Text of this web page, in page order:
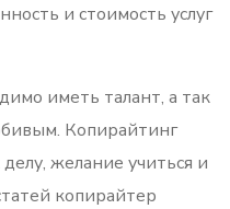
и стоимость услуг
иметь талант, а так
Копирайтинг
желание учиться и
копирайтер